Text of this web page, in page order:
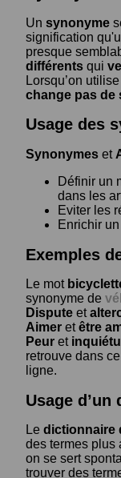
Un synonyme
signification
presque
différents qui
Lorsqu’on
change pas de
Usage des
Synonymes et
Définir un
dans les
Eviter les
Enrichir
Exemples
Le mot
synonyme de
Dispute et
Aimer etêtre
Peur et
retrouve dans
ligne.
Usage
Le dictionnaire
des termes plus
on se sert
trouver des